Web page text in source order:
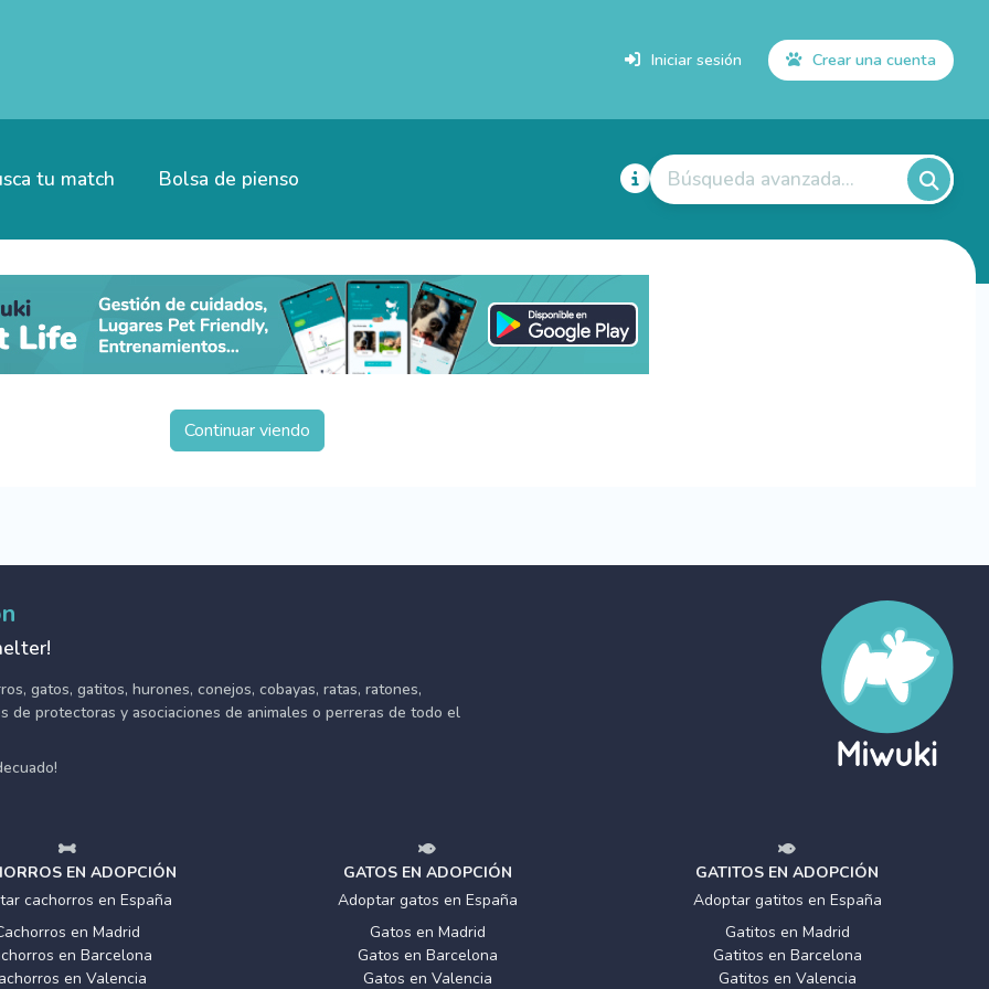
Iniciar sesión Crear una cuenta
tu match Bolsa de pienso Búsqueda avanzada...
Continuar viendo
gatos, gatitos, hurones, conejos, cobayas, ratas, ratones,
de protectoras y asociaciones de animales o perreras de todo el
EN ADOPCIÓN
cachorros en España
en Madrid
en Barcelona
en Valencia
GATOS EN ADOPCIÓN
Adoptar gatos en España
Gatos en Madrid
Gatos en Barcelona
Gatos en Valencia
GATITOS EN ADOPCIÓN
Adoptar gatitos en España
Gatitos en Madrid
Gatitos en Barcelona
Gatitos en Valencia